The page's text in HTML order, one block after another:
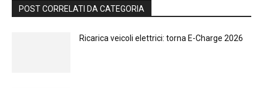
POST CORRELATI DA CATEGORIA
Ricarica veicoli elettrici: torna E-Charge 2026